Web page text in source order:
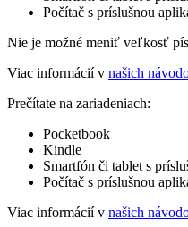
Počítač s príslušnou
Nie je možné meniť veľkosť
Viac informácií v našich
Prečítate na zariadeniach:
Pocketbook
Kindle
Smartfón či tablet s
Počítač s príslušnou
Viac informácií v našich